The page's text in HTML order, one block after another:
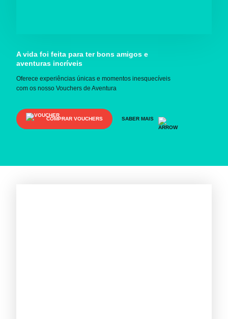
A vida foi feita para ter bons amigos e
aventuras incríveis
Oferece experiências únicas e momentos inesquecíveis
com os nosso Vouchers de Aventura
COMPRAR VOUCHERS SABER MAIS